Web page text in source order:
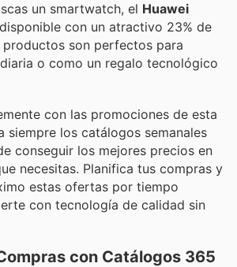
un smartwatch, el Huawei
con un atractivo 23% de
productos son perfectos para
o como un regalo tecnológico
con las promociones de esta
siempre los catálogos semanales
conseguir los mejores precios en
necesitas. Planifica tus compras y
estas ofertas por tiempo
con tecnología de calidad sin
con Catálogos 365